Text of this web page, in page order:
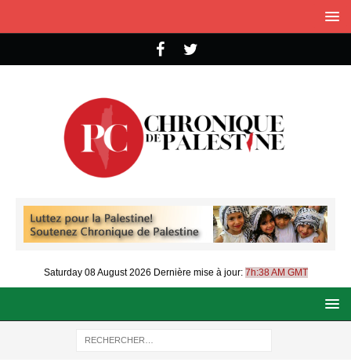
Saturday 08 August 2026 Dernière mise à jour: 7h:38 AM GMT